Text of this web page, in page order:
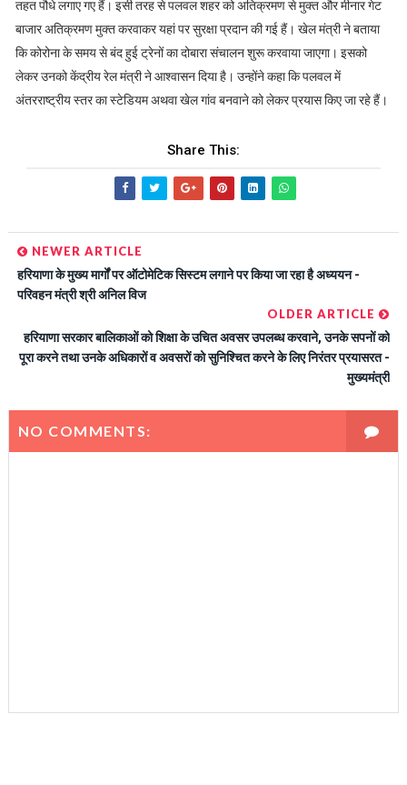
तहत पौधे लगाए गए हैं। इसी तरह से पलवल शहर को अतिक्रमण से मुक्त और मीनार गेट
बाजार अतिक्रमण मुक्त करवाकर यहां पर सुरक्षा प्रदान की गई हैं। खेल मंत्री ने बताया
कि कोरोना के समय से बंद हुई ट्रेनों का दोबारा संचालन शुरू करवाया जाएगा। इसको
लेकर उनको केंद्रीय रेल मंत्री ने आश्वासन दिया है। उन्होंने कहा कि पलवल में
अंतरराष्ट्रीय स्तर का स्टेडियम अथवा खेल गांव बनवाने को लेकर प्रयास किए जा रहे हैं।
Share This:
NEWER ARTICLE
हरियाणा के मुख्य मार्गों पर ऑटोमेटिक सिस्टम लगाने पर किया जा रहा है अध्ययन -
परिवहन मंत्री श्री अनिल विज
OLDER ARTICLE
हरियाणा सरकार बालिकाओं को शिक्षा के उचित अवसर उपलब्ध करवाने, उनके सपनों को
पूरा करने तथा उनके अधिकारों व अवसरों को सुनिश्चित करने के लिए निरंतर प्रयासरत -
मुख्यमंत्री
NO COMMENTS: